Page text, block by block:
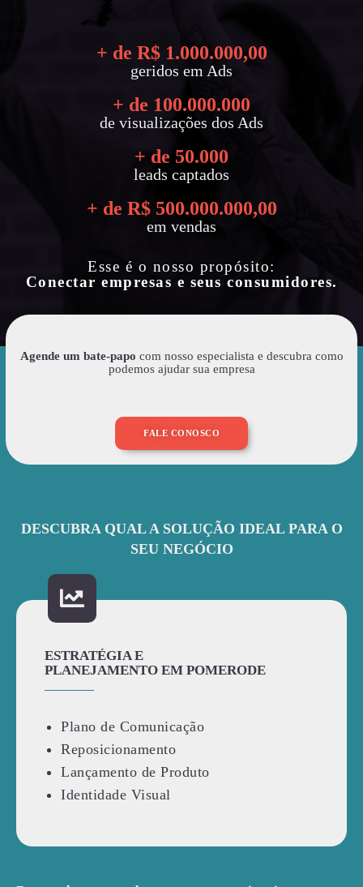
+ de R$ 1.000.000,00
geridos em Ads
+ de 100.000.000
de visualizações dos Ads
+ de 50.000
leads captados
+ de R$ 500.000.000,00
em vendas
Esse é o nosso propósito:
Conectar empresas e seus consumidores.
Agende um bate-papo com nosso especialista e descubra como
podemos ajudar sua empresa
FALE CONOSCO
DESCUBRA QUAL A SOLUÇÃO IDEAL PARA O
SEU NEGÓCIO
ESTRATÉGIA E
PLANEJAMENTO EM POMERODE
Plano de Comunicação
Reposicionamento
Lançamento de Produto
Identidade Visual